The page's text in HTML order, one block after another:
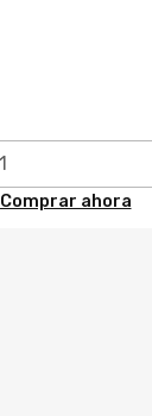
Comprar ahora